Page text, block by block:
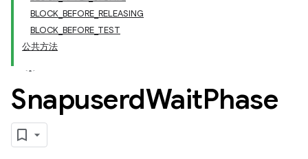
BLOCK_BEFORE_RELEASING
BLOCK_BEFORE_TEST
公共方法
SnapuserdWaitPhase